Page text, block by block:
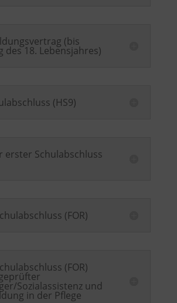
(bis
des 18. Lebensjahres)
(HS9)
erster Schulabschluss
(FOR)
(FOR)
Sozialassistenz und
in der Pflege